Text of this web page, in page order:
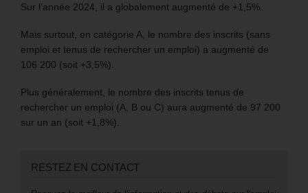
Sur l’année 2024, il a globalement augmenté de +1,5%.
Mais surtout, en catégorie A, le nombre des inscrits (sans
emploi et tenus de rechercher un emploi) a augmenté de
106 200 (soit +3,5%).
Plus généralement, le nombre des inscrits tenus de
rechercher un emploi (A, B ou C) aura augmenté de 97 200
sur un an (soit +1,8%).
RESTEZ EN CONTACT